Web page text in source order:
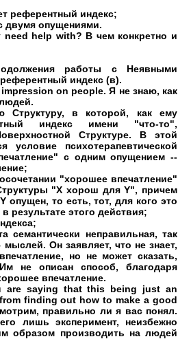
референтный индекс;
двумя опущениями.
help with? В чем конкретно и
работы с Неявными
индекс (в).
on people. Я не знаю, как
Структуру, в которой, как ему
индекс имени "что-то",
Структуре. В этой
условие психотерапевтической
с одним опущением --
"хорошее впечатление"
"X хорош для Y", причем
опущен, то есть, тот, для кого это
результате этого действия;
семантически неправильная, так
Он заявляет, что не знает,
но не может сказать,
не описан способ, благодаря
впечатление.
saying that this being just an
finding out how to make a good
правильно ли я вас понял.
лишь эксперимент, неизбежно
образом производить на людей